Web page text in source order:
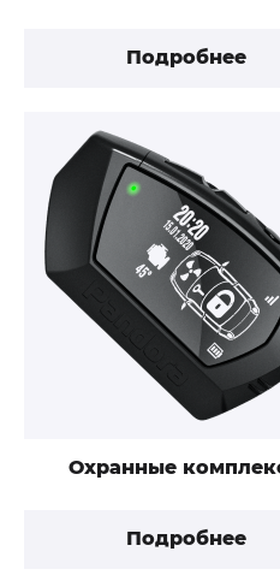
Подробнее
Охранные
Подробнее